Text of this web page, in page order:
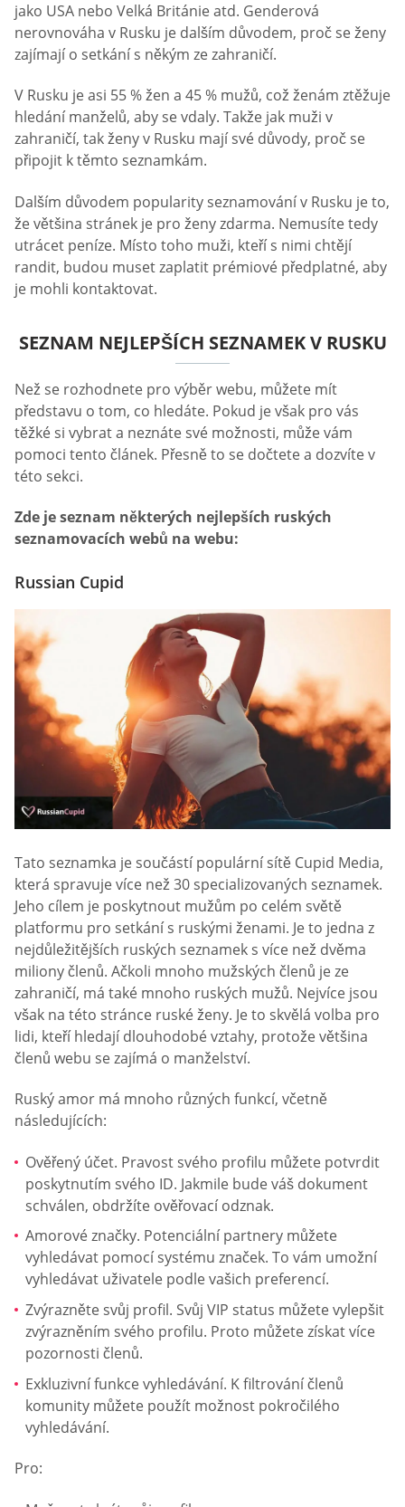
jako USA nebo Velká Británie atd. Genderová
nerovnováha v Rusku je dalším důvodem, proč se ženy
zajímají o setkání s někým ze zahraničí.
V Rusku je asi 55 % žen a 45 % mužů, což ženám ztěžuje
hledání manželů, aby se vdaly. Takže jak muži v
zahraničí, tak ženy v Rusku mají své důvody, proč se
připojit k těmto seznamkám.
Dalším důvodem popularity seznamování v Rusku je to,
že většina stránek je pro ženy zdarma. Nemusíte tedy
utrácet peníze. Místo toho muži, kteří s nimi chtějí
randit, budou muset zaplatit prémiové předplatné, aby
je mohli kontaktovat.
SEZNAM NEJLEPŠÍCH SEZNAMEK V RUSKU
Než se rozhodnete pro výběr webu, můžete mít
představu o tom, co hledáte. Pokud je však pro vás
těžké si vybrat a neznáte své možnosti, může vám
pomoci tento článek. Přesně to se dočtete a dozvíte v
této sekci.
Zde je seznam některých nejlepších ruských
seznamovacích webů na webu:
Russian Cupid
Tato seznamka je součástí populární sítě Cupid Media,
která spravuje více než 30 specializovaných seznamek.
Jeho cílem je poskytnout mužům po celém světě
platformu pro setkání s ruskými ženami. Je to jedna z
nejdůležitějších ruských seznamek s více než dvěma
miliony členů. Ačkoli mnoho mužských členů je ze
zahraničí, má také mnoho ruských mužů. Nejvíce jsou
však na této stránce ruské ženy. Je to skvělá volba pro
lidi, kteří hledají dlouhodobé vztahy, protože většina
členů webu se zajímá o manželství.
Ruský amor má mnoho různých funkcí, včetně
následujících:
Ověřený účet. Pravost svého profilu můžete potvrdit
poskytnutím svého ID. Jakmile bude váš dokument
schválen, obdržíte ověřovací odznak.
Amorové značky. Potenciální partnery můžete
vyhledávat pomocí systému značek. To vám umožní
vyhledávat uživatele podle vašich preferencí.
Zvýrazněte svůj profil. Svůj VIP status můžete vylepšit
zvýrazněním svého profilu. Proto můžete získat více
pozornosti členů.
Exkluzivní funkce vyhledávání. K filtrování členů
komunity můžete použít možnost pokročilého
vyhledávání.
Pro: